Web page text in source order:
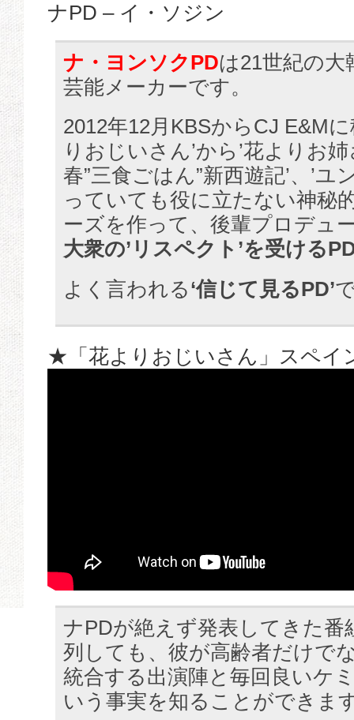
ナPD – イ・ソジン
ナ・ヨンソクPDは21世紀の大
芸能メーカーです。
2012年12月KBSからCJ E&M
りおじいさん’から’花よりお
春”三食ごはん”新西遊記’、’ユ
っていても役に立たない神秘
ーズを作って、後輩プロデュ
大衆の’リスペクト’を受ける
よく言われる‘信じて見るPD’
★「花よりおじいさん」スペ
ナPDが絶えず発表してきた番
列しても、彼が高齢者だけで
統合する出演陣と毎回良いケ
いう事実を知ることができま